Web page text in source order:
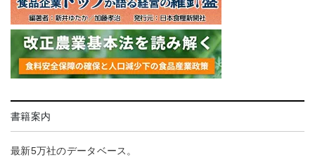
書籍案内
最新5万社のデータベース。